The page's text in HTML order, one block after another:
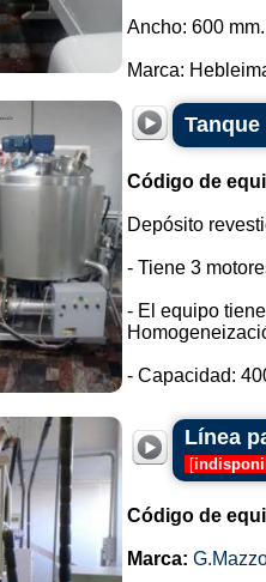
Ancho: 600 mm.
Marca:
Código de
Depósito
- Tiene 3
- El equipo
- Capacidad:
Línea
[
Código de
Marca: